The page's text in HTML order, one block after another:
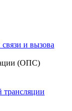
и вызова
(ОПС)